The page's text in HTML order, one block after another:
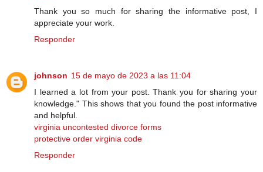
Thank you so much for sharing the informative post, I
appreciate your work.
Responder
johnson 15 de mayo de 2023 a las 11:04
I learned a lot from your post. Thank you for sharing your
knowledge." This shows that you found the post informative
and helpful.
virginia uncontested divorce forms
protective order virginia code
Responder